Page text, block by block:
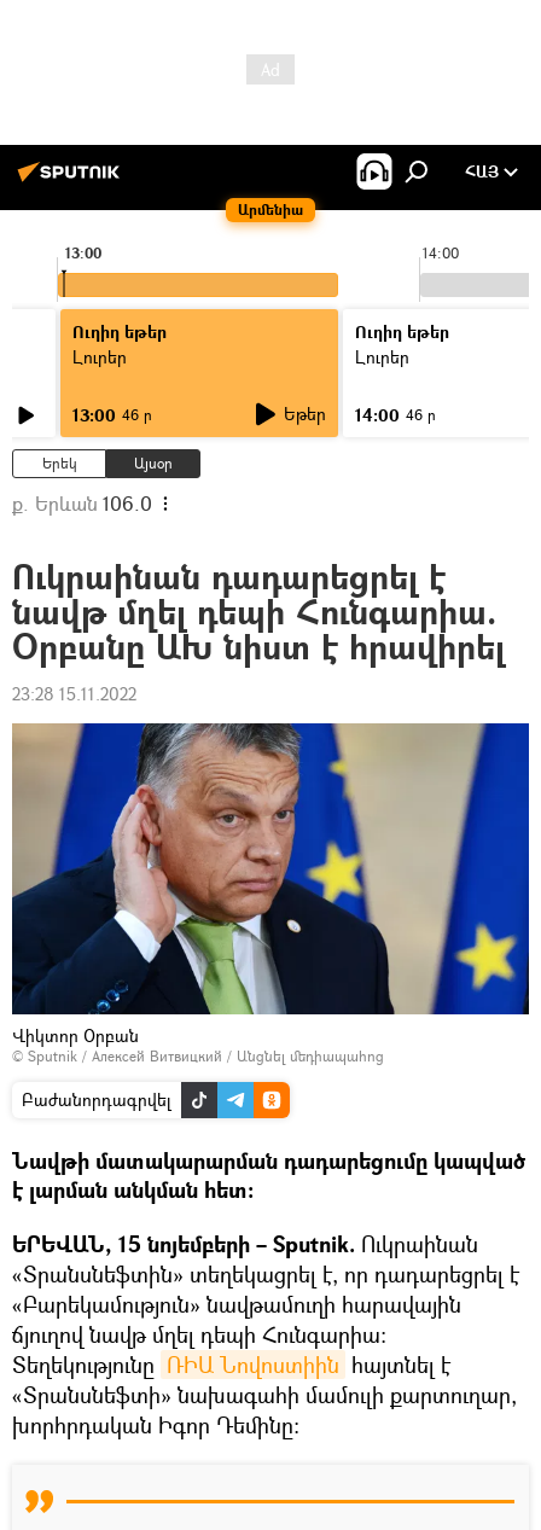
Արմենիա
ՀԱՅ
14:00
13:00
Ուղիղ եթեր
Լուրեր
13:00 46 ր Եթեր
Ուղիղ եթեր
Լուրեր
14:00 46 ր
Երեկ Այսօր
ք. Երևան 106.0
Ուկրաինան դադարեցրել է
նավթ մղել դեպի Հունգարիա.
Օրբանը ԱԽ նիստ է հրավիրել
23:28 15.11.2022
Վիկտոր Օրբան
© Sputnik / Алексей Витвицкий / Անցնել մեդիապահոց
Բաժանորդագրվել
Նավթի մատակարարման դադարեցումը կապված
է լարման անկման հետ։
ԵՐԵՎԱՆ, 15 նոյեմբերի – Sputnik. Ուկրաինան
«Տրանսնեֆտին» տեղեկացրել է, որ դադարեցրել է
«Բարեկամություն» նավթամուղի հարավային
ճյուղով նավթ մղել դեպի Հունգարիա:
Տեղեկությունը ՌԻԱ Նովոստիին հայտնել է
«Տրանսնեֆտի» նախագահի մամուլի քարտուղար,
խորհրդական Իգոր Դեմինը: